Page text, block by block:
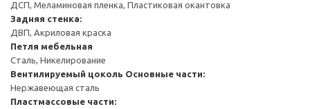
ДСП, Меламиновая пленка, Пластиковая окантовка
Задняя стенка:
ДВП, Акриловая краска
Петля мебельная
Сталь, Никелирование
Вентилируемый цоколь Основные части:
Нержавеющая сталь
Пластмассовые части: